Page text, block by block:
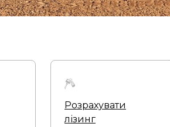
Розрахувати
лізинг